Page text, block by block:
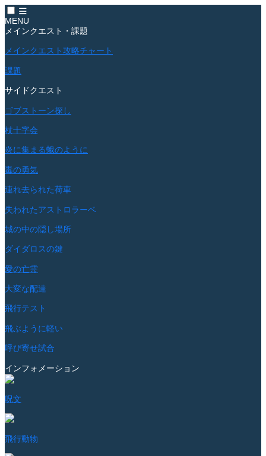
MENU
メインクエスト・課題
メインクエスト攻略チャート
課題
サイドクエスト
ゴブストーン探し
杖十字会
炎に集まる蛾のように
毒の勇気
連れ去られた荷車
失われたアストロラーベ
城の中の隠し場所
ダイダロスの鍵
愛の亡霊
大変な配達
飛行テスト
飛ぶように軽い
呼び寄せ試合
インフォメーション
呪文
飛行動物